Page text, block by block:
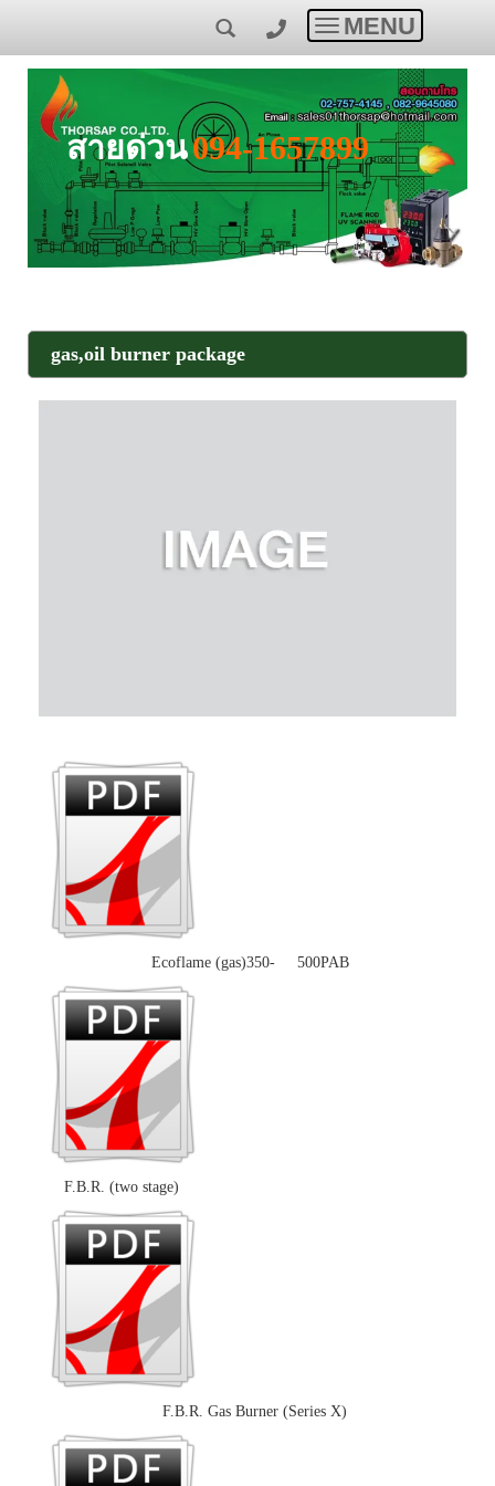
Toggle
navigation
MENU
สายด่วน094-1657899
gas,oil burner package
Ecoflame (gas)350- 500PAB
F.B.R. (two stage)
F.B.R. Gas Burner (Series X)